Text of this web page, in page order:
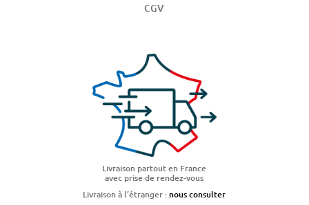
CGV
Livraison partout en France
avec prise de rendez-vous
Livraison à l’étranger : nous consulter